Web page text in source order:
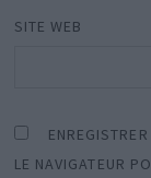
SITE WEB
LE NAVIGATEUR